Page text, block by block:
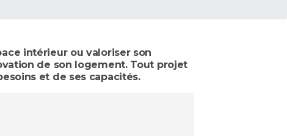
intérieur ou valoriser son
de son logement. Tout projet
et de ses capacités.